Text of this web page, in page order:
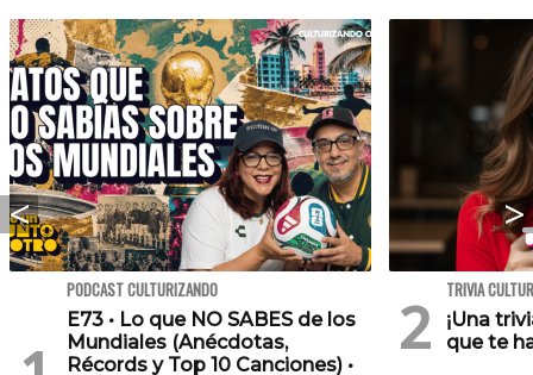
PODCAST CULTURIZANDO
E73 • Lo que NO SABES de los
Mundiales (Anécdotas,
Récords y Top 10 Canciones) •
TRIVIA
¡Una
que te